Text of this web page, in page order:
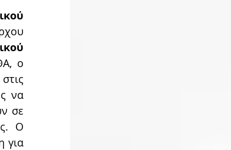
ο
να
σε
Ο
για